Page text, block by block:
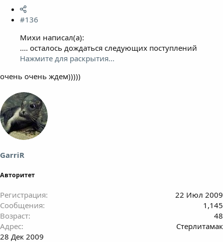
#136
Михи написал(а):
.... осталось дождаться следующих поступлений
Нажмите для раскрытия...
очень очень ждем)))))
GarriR
Авторитет
Регистрация
22 Июл 2009
Сообщения
1,145
Возраст
48
Адрес
Стерлитамак
28 Дек 2009